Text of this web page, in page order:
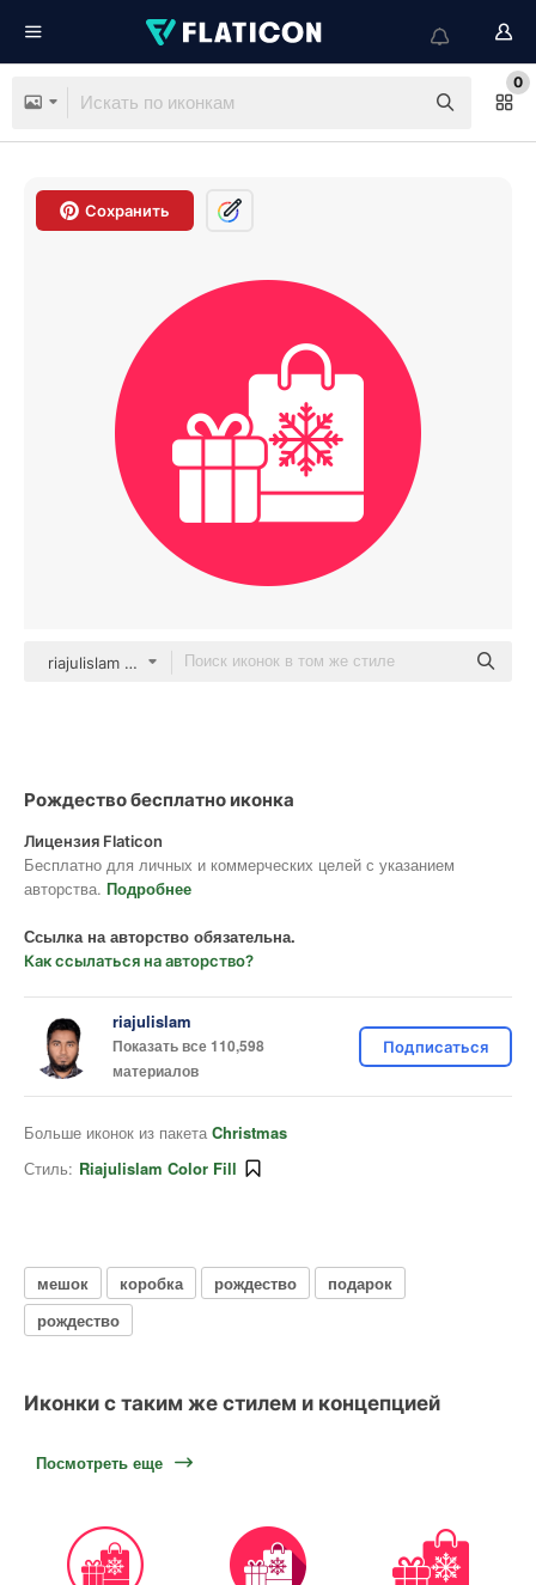
0
Сохранить
riajulislam color fill
Рождество бесплатно иконка
Лицензия Flaticon
Бесплатно для личных и коммерческих целей с указанием
авторства. Подробнее
Ссылка на авторство обязательна.
Как ссылаться на авторство?
riajulislam
Показать все 110,598
материалов
Подписаться
Больше иконок из пакета Christmas
Стиль: Riajulislam Color Fill
мешок коробка рождество
подарок
рождество
Иконки с таким же стилем и концепцией
Посмотреть еще